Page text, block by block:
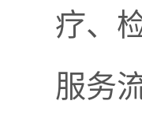
疗、
服务